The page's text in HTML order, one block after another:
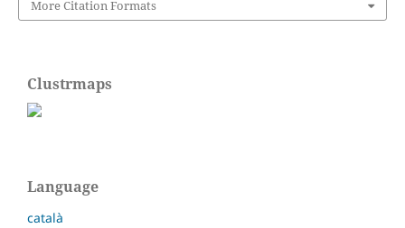
More Citation Formats
Clustrmaps
Language
català